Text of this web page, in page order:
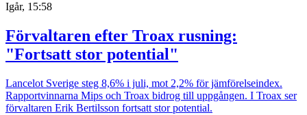
Igår, 15:58
Förvaltaren efter Troax rusning:
"Fortsatt stor potential"
Lancelot Sverige steg 8,6% i juli, mot 2,2% för jämförelseindex.
Rapportvinnarna Mips och Troax bidrog till uppgången. I Troax ser
förvaltaren Erik Bertilsson fortsatt stor potential.